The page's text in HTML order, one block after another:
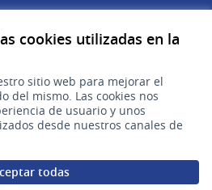
cookies utilizadas en la
sitio web para mejorar el
del mismo. Las cookies nos
de usuario y unos
desde nuestros canales de
todas
gub.uy
(Enlace externo)
Oriental del Uruguay